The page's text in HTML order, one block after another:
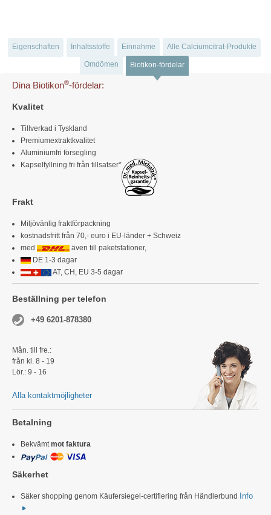
Eigenschaften Inhaltsstoffe Einnahme Alle Calciumcitrat-Produkte
Omdömen Biotikon-fördelar
Dina Biotikon®-fördelar:
Kvalitet
Tillverkad i Tyskland
Premiumextraktkvalitet
Aluminiumfri försegling
Kapselfyllning fri från tillsatser*
Frakt
Miljövänlig fraktförpackning
kostnadsfritt från 70,- euro i EU-länder + Schweiz
med
även till paketstationer,
DE 1-3 dagar
AT, CH, EU 3-5 dagar
Beställning per telefon
+49 6201-878380
Mån. till fre.:
från kl. 8 - 19
Lör.: 9 - 16
Alla kontaktmöjligheter
Betalning
Bekvämt mot faktura
Säkerhet
Säker shopping genom Käufersiegel-certifiering från Händlerbund Info